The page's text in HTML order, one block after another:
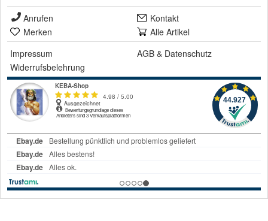
Anrufen
Kontakt
Merken
Alle Artikel
Impressum
AGB & Datenschutz
Widerrufsbelehrung